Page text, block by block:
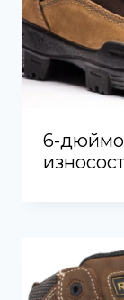
6-